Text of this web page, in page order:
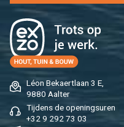
Léon Be­kaert­laan 3 E,
9880 Aal­ter
Tij­dens de ope­nings­uren
+32 9 292 73 03